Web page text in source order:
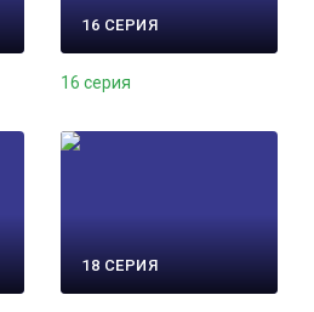
16 СЕРИЯ
16 серия
18 СЕРИЯ